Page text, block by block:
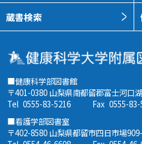
蔵書検索
■健康科学部図書館
〒401-0380 山梨県南都留郡富士河口
Tel 0555-83-5216 Fax 0555-83-
■看護学部図書室
〒402-8580 山梨県都留市四日市場